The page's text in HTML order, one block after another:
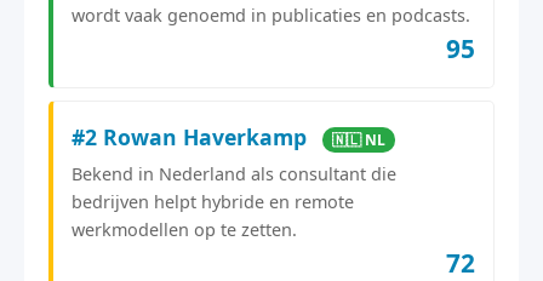
wordt vaak genoemd in publicaties en podcasts.
95
#2 Rowan Haverkamp 🇳🇱 NL
Bekend in Nederland als consultant die
bedrijven helpt hybride en remote
werkmodellen op te zetten.
72